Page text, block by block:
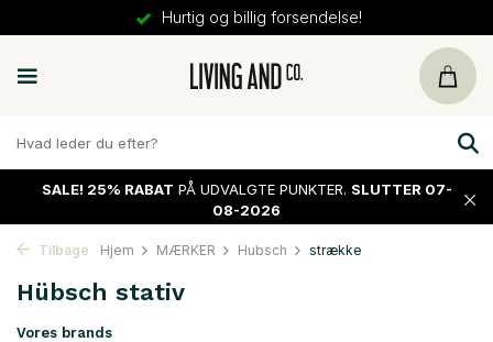
30 dages returret
SALE! 25% RABAT PÅ UDVALGTE PUNKTER. SLUTTER 07-
08-2026
Tilbage Hjem MÆRKER Hubsch strække
Hübsch stativ
Vores brands